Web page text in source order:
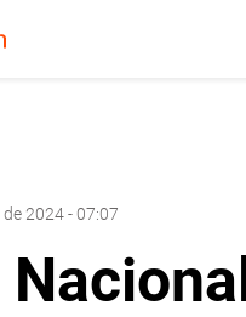
de 2024 - 07:07